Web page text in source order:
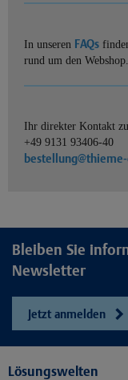
In unseren FAQs
rund um den Webshop.
Ihr direkter Kontakt
+49 9131 93406-40
Bleiben Sie
Newsletter
Jetzt anmelden
Lösungswelten